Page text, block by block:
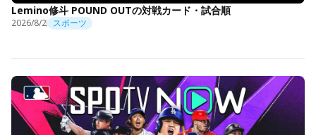
Lemino修斗 POUND OUTの対戦カード・試合順
2026/8/2 スポーツ